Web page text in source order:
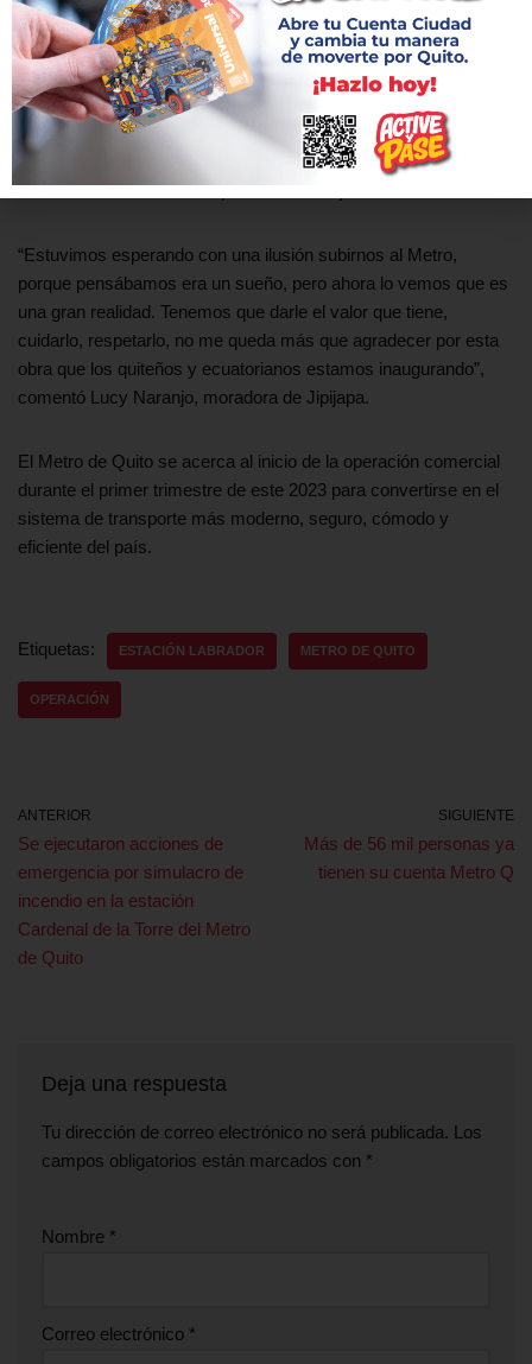
en el sur trasladarse en la superficie nos representa 2 horas”.
Este inicio de los viajes con usuarios se da una vez que se han
implementado los ajustes necesarios para la habilitación de la
plataforma
cuenta Metro Q
y la generación de códigos QR para
los pases. Las fases de inducción son precisamente para
detectar eventualidad e implementar los ajustes necesarios.
“Estuvimos esperando con una ilusión subirnos al Metro,
porque pensábamos era un sueño, pero ahora lo vemos que es
una gran realidad. Tenemos que darle el valor que tiene,
cuidarlo, respetarlo, no me queda más que agradecer por esta
obra que los quiteños y ecuatorianos estamos inaugurando”,
comentó Lucy Naranjo, moradora de Jipijapa.
El Metro de Quito se acerca al inicio de la operación comercial
durante el primer trimestre de este 2023 para convertirse en el
sistema de transporte más moderno, seguro, cómodo y
eficiente del país.
Etiquetas: ESTACIÓN LABRADOR METRO DE QUITO
OPERACIÓN
ANTERIOR
Se ejecutaron acciones de
emergencia por simulacro de
incendio en la estación
Cardenal de la Torre del Metro
de Quito
SIGUIENTE
Más de 56 mil personas ya
tienen su cuenta Metro Q
Deja una respuesta
Tu dirección de correo electrónico no será publicada. Los
campos obligatorios están marcados con *
Nombre *
Correo electrónico *